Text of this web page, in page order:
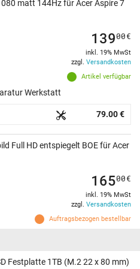
matt 144Hz für Acer Aspire 7
Artikel verfügbar
13900€
inkl. 19% MwSt
zzgl. Versandkosten
Werkstatt
79.00 €
Full HD entspiegelt BOE für Acer
Auftragsbezogen bestellbar
16500€
inkl. 19% MwSt
zzgl. Versandkosten
Festplatte 1TB (M.2 22 x 80 mm)